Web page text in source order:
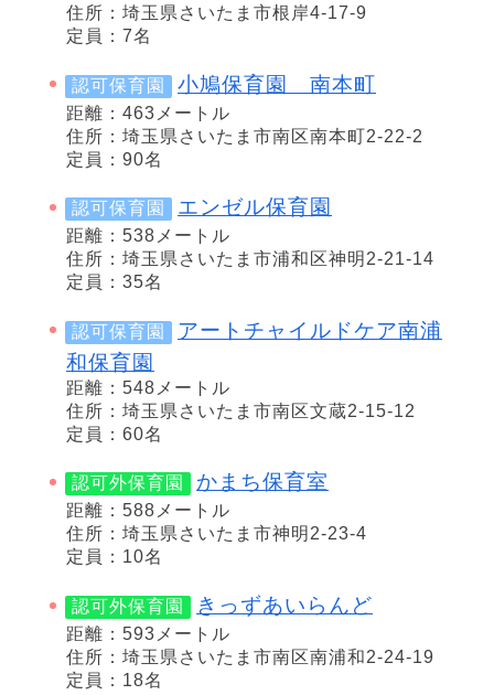
住所：埼玉県さいたま市根岸4-17-9
定員：7名
認可保育園 小鳩保育園 南本町
距離：463メートル
住所：埼玉県さいたま市南区南本町2-22-2
定員：90名
認可保育園 エンゼル保育園
距離：538メートル
住所：埼玉県さいたま市浦和区神明2-21-14
定員：35名
認可保育園
アートチャイルドケア南浦
和保育園
距離：548メートル
住所：埼玉県さいたま市南区文蔵2-15-12
定員：60名
認可外保育園 かまち保育室
距離：588メートル
住所：埼玉県さいたま市神明2-23-4
定員：10名
認可外保育園 きっずあいらんど
距離：593メートル
住所：埼玉県さいたま市南区南浦和2-24-19
定員：18名